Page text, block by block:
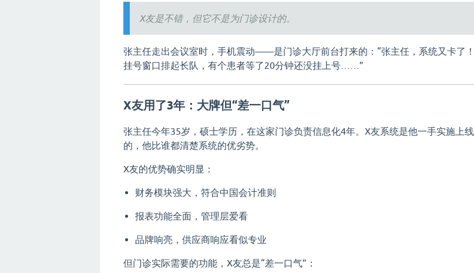
X友是不错，但它不是为门诊设计的。
张主任走出会议室时，手机震动——是门诊大厅前台打来的：“张主任，系统又卡了！
挂号窗口排起长队，有个患者等了20分钟还没挂上号……”
X友用了3年：大牌但“差一口气”
张主任今年35岁，硕士学历，在这家门诊负责信息化4年。X友系统是他一手实施上线
的，他比谁都清楚系统的优劣势。
X友的优势确实明显：
财务模块强大，符合中国会计准则
报表功能全面，管理层爱看
品牌响亮，供应商响应看似专业
但门诊实际需要的功能，X友总是“差一口气”：